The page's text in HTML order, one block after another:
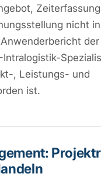
nicht
der
, Leistungs- und
ist.